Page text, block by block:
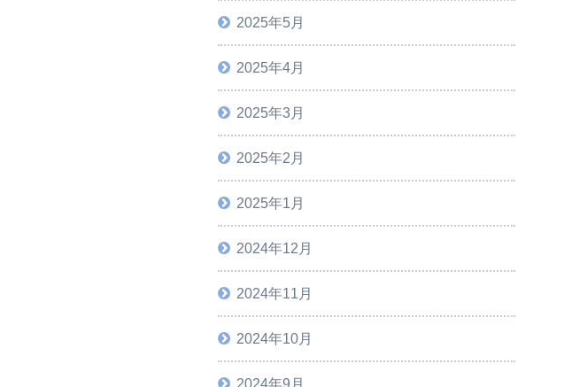
2025年5月
2025年4月
2025年3月
2025年2月
2025年1月
2024年12月
2024年11月
2024年10月
2024年9月